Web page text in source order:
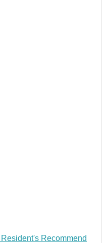
Recommend